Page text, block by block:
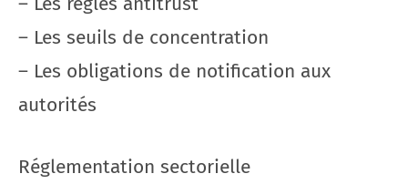
– Les seuils de concentration
– Les obligations de notification aux
autorités
Réglementation sectorielle